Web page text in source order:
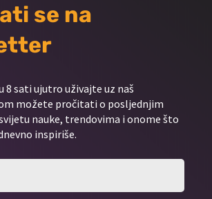
se na
8 sati ujutro uživajte uz naš
možete pročitati o posljednjim
nauke, trendovima i onome što
inspiriše.